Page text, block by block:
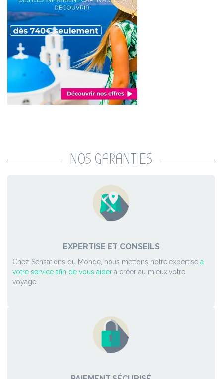
NOS GARANTIES
EXPERTISE ET CONSEILS
Chez Sensations du Monde, nous mettons notre expertise à
votre service afin de vous aider à créer au mieux votre
voyage